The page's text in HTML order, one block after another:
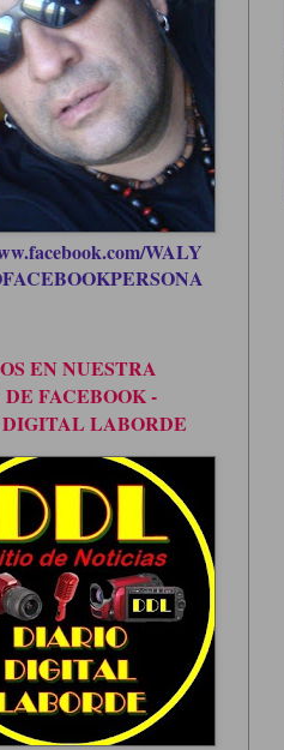
WALY
EN NUESTRA
FACEBOOK -
LABORDE